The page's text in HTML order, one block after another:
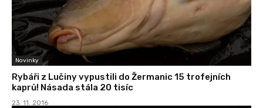
Novinky
Rybáři z Lučiny vypustili do Žermanic 15 trofejních
kaprů! Násada stála 20 tisíc
23. 11. 2016